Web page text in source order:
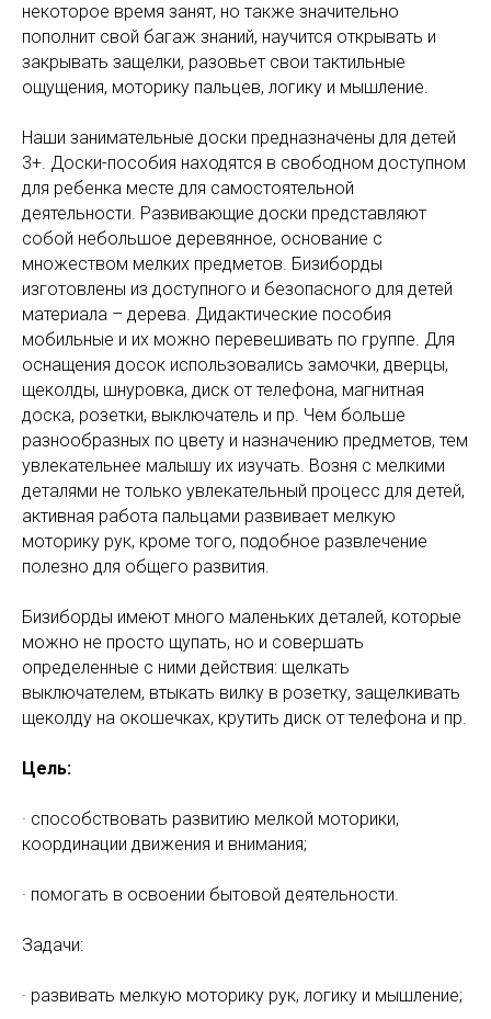
некоторое время занят, но также значительно
пополнит свой багаж знаний, научится открывать и
закрывать защелки, разовьет свои тактильные
ощущения, моторику пальцев, логику и мышление.
Наши занимательные доски предназначены для детей
3+. Доски-пособия находятся в свободном доступном
для ребенка месте для самостоятельной
деятельности. Развивающие доски представляют
собой небольшое деревянное, основание с
множеством мелких предметов. Бизиборды
изготовлены из доступного и безопасного для детей
материала – дерева. Дидактические пособия
мобильные и их можно перевешивать по группе. Для
оснащения досок использовались замочки, дверцы,
щеколды, шнуровка, диск от телефона, магнитная
доска, розетки, выключатель и пр. Чем больше
разнообразных по цвету и назначению предметов, тем
увлекательнее малышу их изучать. Возня с мелкими
деталями не только увлекательный процесс для детей,
активная работа пальцами развивает мелкую
моторику рук, кроме того, подобное развлечение
полезно для общего развития.
Бизиборды имеют много маленьких деталей, которые
можно не просто щупать, но и совершать
определенные с ними действия: щелкать
выключателем, втыкать вилку в розетку, защелкивать
щеколду на окошечках, крутить диск от телефона и пр.
Цель:
· способствовать развитию мелкой моторики,
координации движения и внимания;
· помогать в освоении бытовой деятельности.
Задачи:
· развивать мелкую моторику рук, логику и мышление;